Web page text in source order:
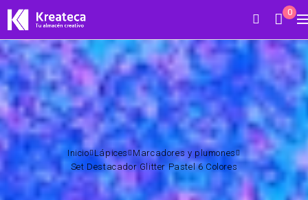
0
Inicio Lápices
Marcadores y plumones
Set Destacador Glitter Pastel 6 Colores